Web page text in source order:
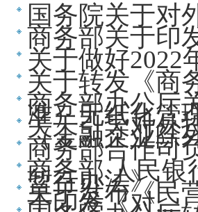
国务院关于对
商务部关于印
关于做好2022
关于转发《商
准）无纸化管
商务部办公厅
（金融企业除
关于引导对外
商务部合作司
暂行办法》
商务部 人民银
于印发《对...
关于发布《民